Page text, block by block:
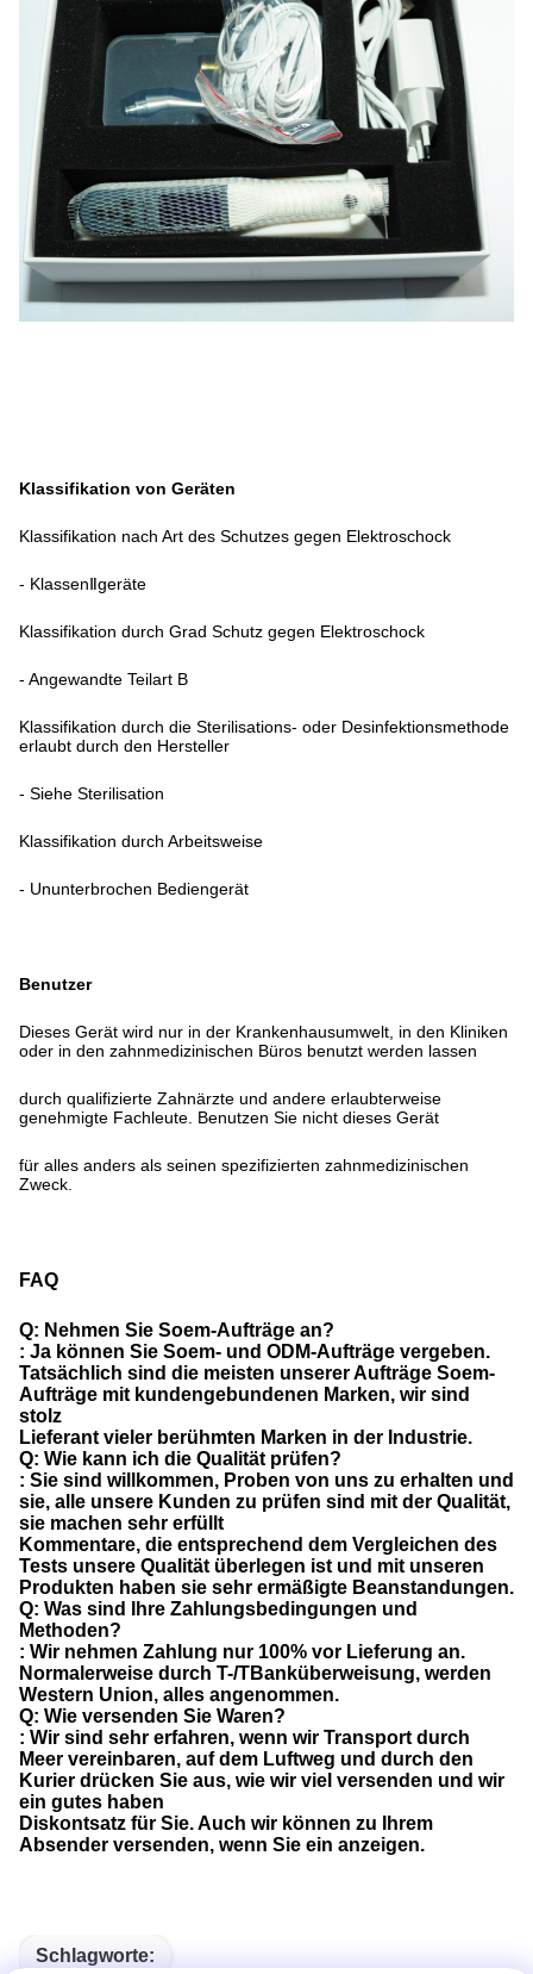
Klassifikation von Geräten
Klassifikation nach Art des Schutzes gegen Elektroschock
- KlassenⅡgeräte
Klassifikation durch Grad Schutz gegen Elektroschock
- Angewandte Teilart B
Klassifikation durch die Sterilisations- oder Desinfektionsmethode
erlaubt durch den Hersteller
- Siehe Sterilisation
Klassifikation durch Arbeitsweise
- Ununterbrochen Bediengerät
Benutzer
Dieses Gerät wird nur in der Krankenhausumwelt, in den Kliniken
oder in den zahnmedizinischen Büros benutzt werden lassen
durch qualifizierte Zahnärzte und andere erlaubterweise
genehmigte Fachleute. Benutzen Sie nicht dieses Gerät
für alles anders als seinen spezifizierten zahnmedizinischen
Zweck.
FAQ
Q: Nehmen Sie Soem-Aufträge an?
: Ja können Sie Soem- und ODM-Aufträge vergeben.
Tatsächlich sind die meisten unserer Aufträge Soem-
Aufträge mit kundengebundenen Marken, wir sind
stolz
Lieferant vieler berühmten Marken in der Industrie.
Q: Wie kann ich die Qualität prüfen?
: Sie sind willkommen, Proben von uns zu erhalten und
sie, alle unsere Kunden zu prüfen sind mit der Qualität,
sie machen sehr erfüllt
Kommentare, die entsprechend dem Vergleichen des
Tests unsere Qualität überlegen ist und mit unseren
Produkten haben sie sehr ermäßigte Beanstandungen.
Q: Was sind Ihre Zahlungsbedingungen und
Methoden?
: Wir nehmen Zahlung nur 100% vor Lieferung an.
Normalerweise durch T-/TBanküberweisung, werden
Western Union, alles angenommen.
Q: Wie versenden Sie Waren?
: Wir sind sehr erfahren, wenn wir Transport durch
Meer vereinbaren, auf dem Luftweg und durch den
Kurier drücken Sie aus, wie wir viel versenden und wir
ein gutes haben
Diskontsatz für Sie. Auch wir können zu Ihrem
Absender versenden, wenn Sie ein anzeigen.
Schlagworte: